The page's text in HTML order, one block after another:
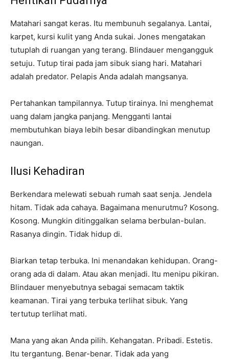
Matahari sangat keras. Itu membunuh segalanya. Lantai,
karpet, kursi kulit yang Anda sukai. Jones mengatakan
tutuplah di ruangan yang terang. Blindauer mengangguk
setuju. Tutup tirai pada jam sibuk siang hari. Matahari
adalah predator. Pelapis Anda adalah mangsanya.
Pertahankan tampilannya. Tutup tirainya. Ini menghemat
uang dalam jangka panjang. Mengganti lantai
membutuhkan biaya lebih besar dibandingkan menutup
naungan.
Ilusi Kehadiran
Berkendara melewati sebuah rumah saat senja. Jendela
hitam. Tidak ada cahaya. Bagaimana menurutmu? Kosong.
Kosong. Mungkin ditinggalkan selama berbulan-bulan.
Rasanya dingin. Tidak hidup di.
Biarkan tetap terbuka. Ini menandakan kehidupan. Orang-
orang ada di dalam. Atau akan menjadi. Itu menipu pikiran.
Blindauer menyebutnya sebagai semacam taktik
keamanan. Tirai yang terbuka terlihat sibuk. Yang
tertutup terlihat mati.
Mana yang akan Anda pilih. Kehangatan. Pribadi. Estetis.
Itu tergantung. Benar-benar. Tidak ada yang